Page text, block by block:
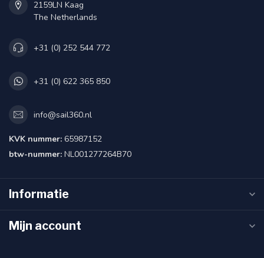
2159LN Kaag
The Netherlands
+31 (0) 252 544 772
+31 (0) 622 365 850
info@sail360.nl
KVK nummer: 65987152
btw-nummer: NL001277264B70
Informatie
Mijn account